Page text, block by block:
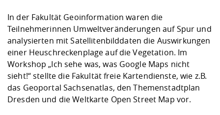
In der Fakultät Geoinformation waren die
Teilnehmerinnen Umweltveränderungen auf Spur und
analysierten mit Satellitenbilddaten die Auswirkungen
einer Heuschreckenplage auf die Vegetation. Im
Workshop „Ich sehe was, was Google Maps nicht
sieht!“ stellte die Fakultät freie Kartendienste, wie z.B.
das Geoportal Sachsenatlas, den Themenstadtplan
Dresden und die Weltkarte Open Street Map vor.